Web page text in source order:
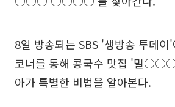
8일 방송되는 SBS '생방송 투데이
코너를 통해 콩국수 맛집 '밀
아가 특별한 비법을 알아본다.